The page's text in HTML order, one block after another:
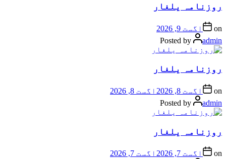
روزنامہ یلغار
on
اگست 9, 2026
Posted by
admin
روزنامہ یلغار
on اگست 8, 2026
اگست 8, 2026
Posted by
admin
روزنامہ یلغار
on اگست 7, 2026
اگست 7, 2026